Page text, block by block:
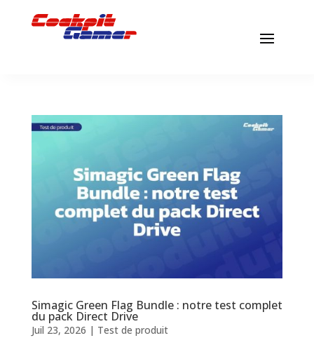
Simagic Green Flag Bundle : notre test complet
du pack Direct Drive
Juil 23, 2026 | Test de produit